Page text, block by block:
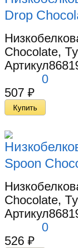
Drop
Chocolate,
Артикул
0
507 ₽
Spoon
Chocolate,
Артикул
0
526 ₽